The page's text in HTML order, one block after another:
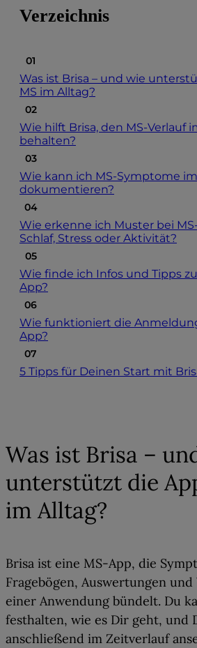
Verzeichnis
Was ist Brisa – und wie
MS im Alltag?
Wie hilft Brisa, den MS-Verlauf
behalten?
Wie kann ich MS-Symptome
dokumentieren?
Wie erkenne ich Muster bei
Schlaf, Stress oder Aktivität?
Wie finde ich Infos und Tipps
App?
Wie funktioniert die
App?
5 Tipps für Deinen Start mit
Was ist Brisa –
unterstützt die
im Alltag?
Brisa ist eine MS-App, die
Fragebögen, Auswertungen und
einer Anwendung bündelt. Du
festhalten, wie es Dir geht, und
anschließend im Zeitverlauf